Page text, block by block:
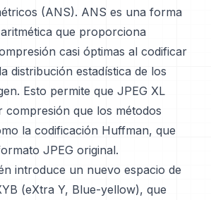
(ANS). ANS es una forma
que proporciona
casi óptimas al codificar
distribución estadística de los
Esto permite que JPEG XL
compresión que los métodos
la codificación Huffman, que
JPEG original.
introduce un nuevo espacio de
(eXtra Y, Blue-yellow), que